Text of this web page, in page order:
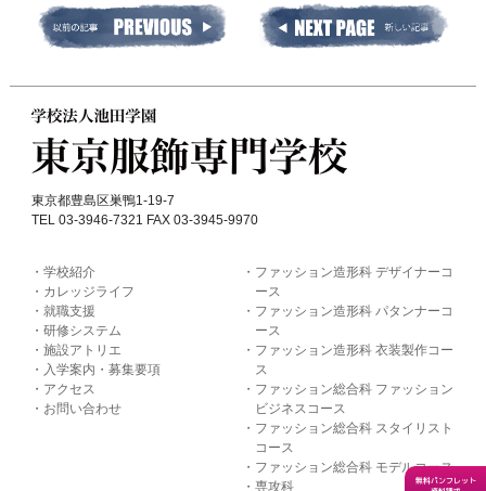
東京都豊島区巣鴨1-19-7
TEL 03-3946-7321 FAX 03-3945-9970
学校紹介
カレッジライフ
就職支援
研修システム
施設アトリエ
入学案内・募集要項
アクセス
お問い合わせ
ファッション造形科 デザイナーコ
ース
ファッション造形科 パタンナーコ
ース
ファッション造形科 衣装製作コー
ス
ファッション総合科 ファッション
ビジネスコース
ファッション総合科 スタイリスト
コース
ファッション総合科 モデルコース
専攻科
無料パンフレット